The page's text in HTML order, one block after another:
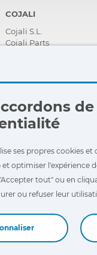
COJALI
Cojali S.L.
Cojali Parts
ses propres cookies
optimiser l'expérience
tout" ou en
ou refuser leur